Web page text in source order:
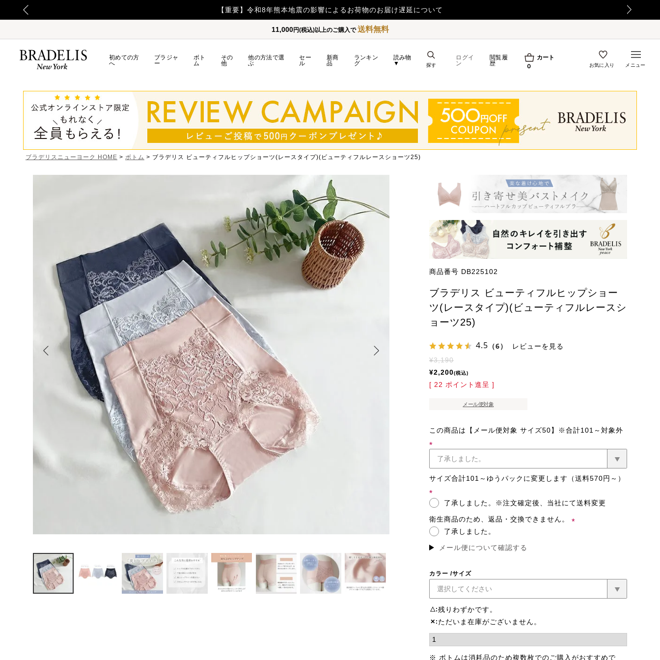
【重要】令和8年熊本地震の影響によるお荷物のお届け遅延について
11,000円(税込)以上のご購入で送料無料
初めての方
へ
ブラジャ
ー
ボト
ム
その
他
他の方法で選
ぶ
セー
ル
新商
品
ランキン
グ
読み物
▼
ログイ
ン
閲覧履
歴
カート
0
探す お気に入り メニュー
ブラデリスニューヨーク HOME ボトム ブラデリス ビューティフルヒップショーツ(レースタイプ)(ビューティフルレースショーツ25)
ローズベージ
アッシュブル
商品番号 DB225102
ブラデリス ビューティフルヒップショー
ツ(レースタイプ)(ビューティフルレースシ
ョーツ25)
4.5 （6） レビューを見る
¥3,190
¥2,200 税込
[ 22 ポイント進呈 ]
メール便対象
この商品は【メール便対象 サイズ50】※合計101～対象外
(必
須)
サイズ合計101～ゆうパックに変更します（送料570円～）
(必
須)
了承しました。※注文確定後、当社にて送料変更
衛生商品のため、返品・交換できません。
了承しました。
メール便について確認する
カラー サイズ
△ 残りわずかです。
✕ ただいま在庫がございません。
※ ボトムは消耗品のため複数枚でのご購入がおすすめで